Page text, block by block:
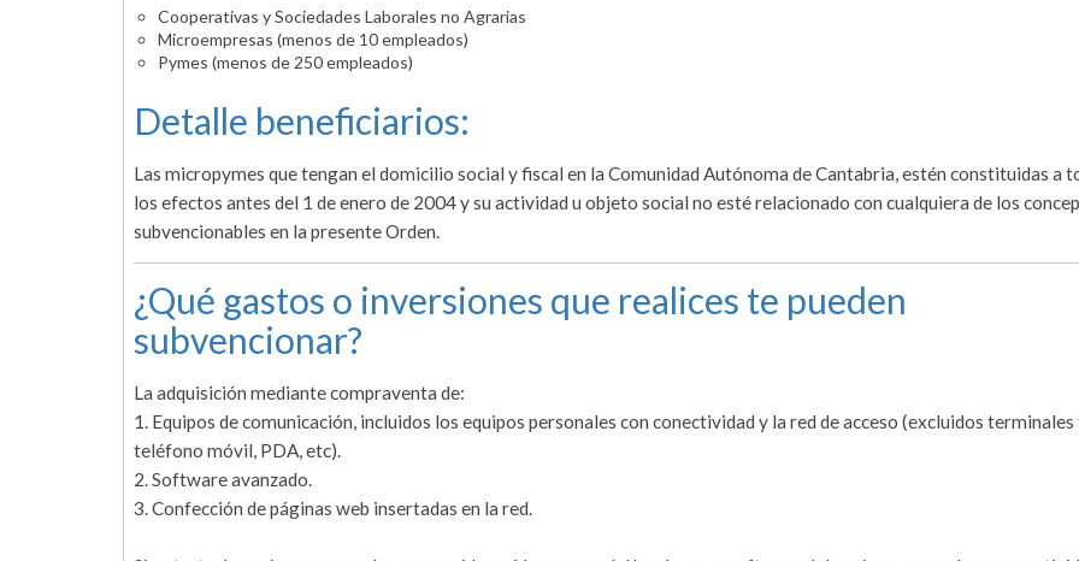
Cooperativas y Sociedades Laborales no Agrarias
Microempresas (menos de 10 empleados)
Pymes (menos de 250 empleados)
Detalle beneficiarios:
Las micropymes que tengan el domicilio social y fiscal en la Comunidad Autónoma de Cantabria, estén constituidas a
los efectos antes del 1 de enero de 2004 y su actividad u objeto social no esté relacionado con cualquiera de los
subvencionables en la presente Orden.
¿Qué gastos o inversiones que realices te pueden
subvencionar?
La adquisición mediante compraventa de:
1. Equipos de comunicación, incluidos los equipos personales con conectividad y la red de acceso (excluidos
teléfono móvil, PDA, etc).
2. Software avanzado.
3. Confección de páginas web insertadas en la red.